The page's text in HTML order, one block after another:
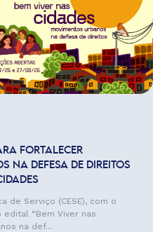
FORTALECER
NA DEFESA DE DIREITOS
de Serviço (CESE), com o
“Bem Viver nas
na def...